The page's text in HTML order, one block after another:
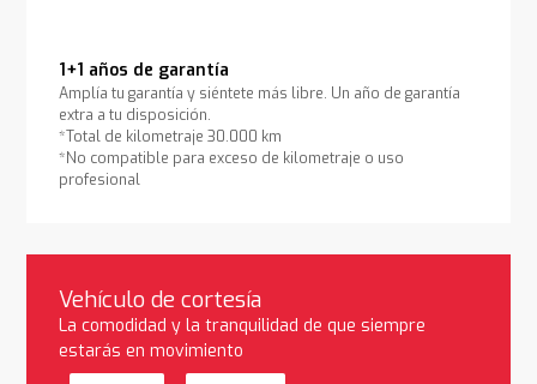
1+1 años de garantía
Amplía tu garantía y siéntete más libre. Un año de garantía
extra a tu disposición.
*Total de kilometraje 30.000 km
*No compatible para exceso de kilometraje o uso
profesional
Vehículo de cortesía
La comodidad y la tranquilidad de que siempre
estarás en movimiento